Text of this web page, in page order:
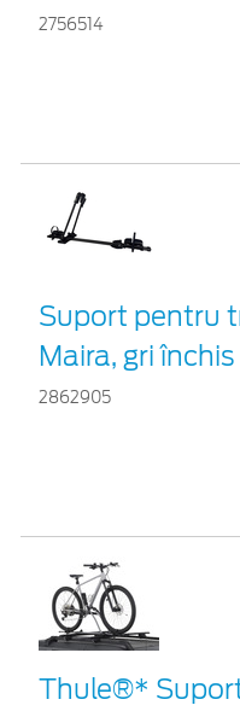
2756514
Suport pentru
Maira, gri închis
2862905
Thule®*